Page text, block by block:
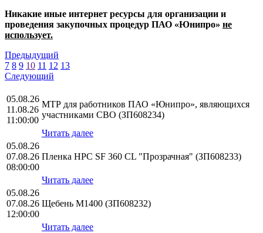
Никакие иные интернет ресурсы для организации и
проведения закупочных процедур ПАО «Юнипро» не
использует.
Предыдущий
7 8 9 10 11 12 13
Следующий
05.08.26
11.08.26
11:00:00
МТР для работников ПАО «Юнипро», являющихся
участниками СВО (ЗП608234)
Читать далее
05.08.26
07.08.26
08:00:00
Пленка HPС SF 360 CL "Прозрачная" (ЗП608233)
Читать далее
05.08.26
07.08.26
12:00:00
Щебень М1400 (ЗП608232)
Читать далее